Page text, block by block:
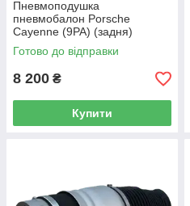
Пневмоподушка
пневмобалон Porsche
Cayenne (9PA) (задня)
Готово до відправки
8 200 ₴
Купити